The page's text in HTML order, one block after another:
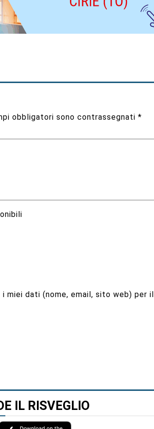
obbligatori sono contrassegnati*
miei dati (nome, email, sito web) per il
IL RISVEGLIO